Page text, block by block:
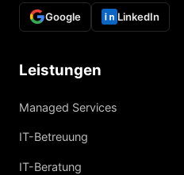
Google LinkedIn
Leistungen
Managed Services
IT-Betreuung
IT-Beratung